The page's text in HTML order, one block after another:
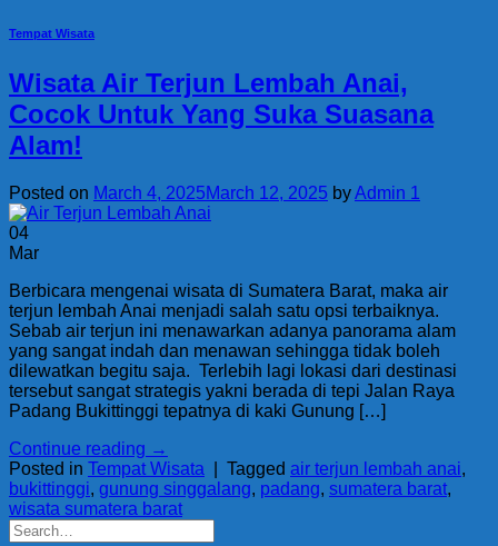
Tempat Wisata
Wisata Air Terjun Lembah Anai,
Cocok Untuk Yang Suka Suasana
Alam!
Posted on March 4, 2025March 12, 2025 byAdmin 1
04
Mar
Berbicara mengenai wisata di Sumatera Barat, maka air
terjun lembah Anai menjadi salah satu opsi terbaiknya.
Sebab air terjun ini menawarkan adanya panorama alam
yang sangat indah dan menawan sehingga tidak boleh
dilewatkan begitu saja. Terlebih lagi lokasi dari destinasi
tersebut sangat strategis yakni berada di tepi Jalan Raya
Padang Bukittinggi tepatnya di kaki Gunung […]
Continue reading →
Posted in Tempat Wisata Tagged air terjun lembah anai,
bukittinggi, gunung singgalang, padang, sumatera barat,
wisata sumatera barat